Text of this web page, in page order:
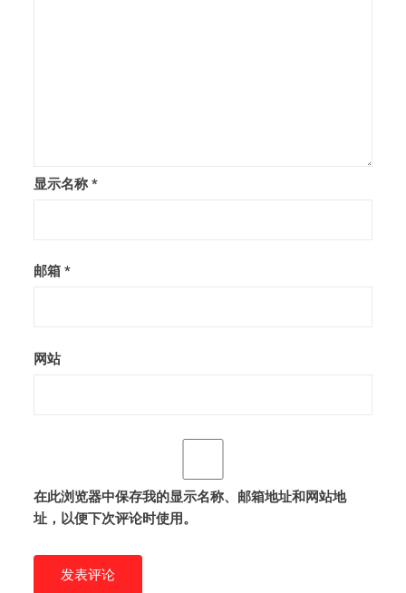
显示名称*
邮箱*
网站
在此浏览器中保存我的显示名称、邮箱地址和网站地
址，以便下次评论时使用。